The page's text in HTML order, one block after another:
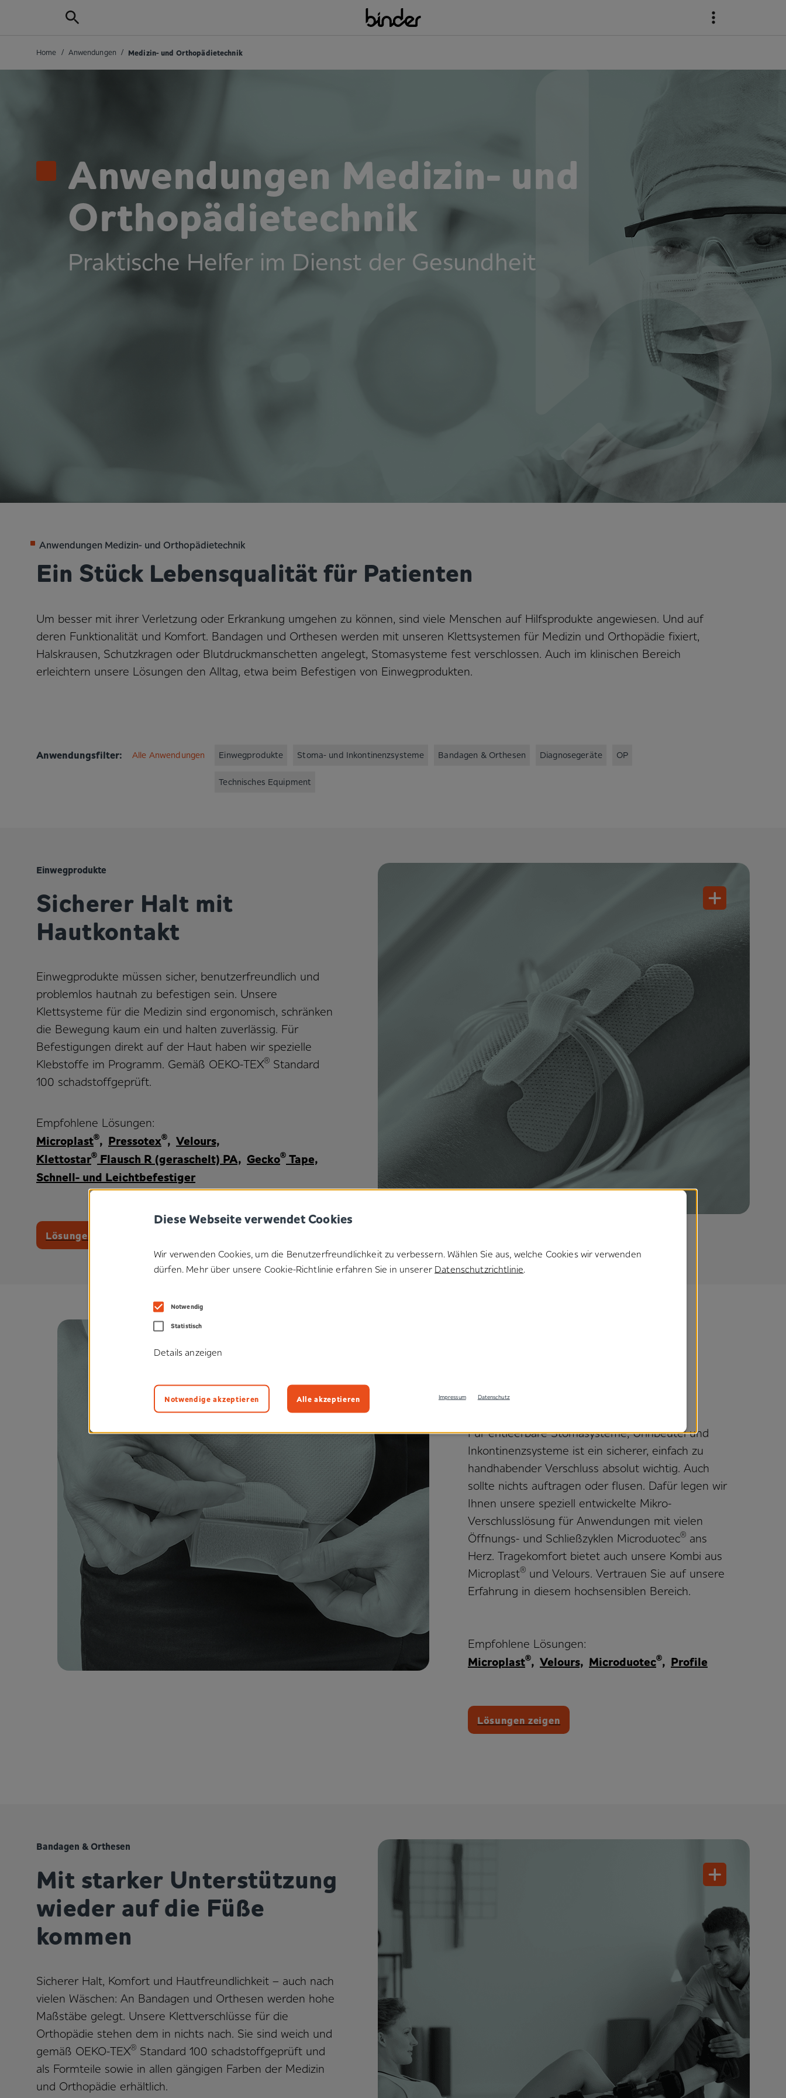
Home / Anwendungen / Medizin- und Ortho­pädietechnik
Anwendungen Medizin- und
Orthopädietechnik
Praktische Helfer im Dienst der Gesundheit
Anwendungen Medizin- und Orthopädietechnik
Ein Stück Lebensqualität für Patienten
Um besser mit ihrer Verletzung oder Erkrankung umgehen zu können, sind viele Menschen auf Hilfsprodukte angewiesen. Und auf
deren Funktionalität und Komfort. Bandagen und Orthesen werden mit unseren Klettsystemen für Medizin und Orthopädie fixiert,
Halskrausen, Schutzkragen oder Blutdruckmanschetten angelegt, Stomasysteme fest verschlossen. Auch im klinischen Bereich
erleichtern unsere Lösungen den Alltag, etwa beim Befestigen von Einwegprodukten.
Anwendungsfilter: Alle Anwendungen Einwegprodukte Stoma- und Inkontinenzsysteme Bandagen & Orthesen Diagnosegeräte OP
Technisches Equipment
Einwegprodukte
Sicherer Halt mit
Hautkontakt
Einwegprodukte müssen sicher, benutzerfreundlich und
problemlos hautnah zu befestigen sein. Unsere
Klettsysteme für die Medizin sind ergonomisch, schränken
die Bewegung kaum ein und halten zuverlässig. Für
Befestigungen direkt auf der Haut haben wir spezi­elle
Klebstoffe im Programm. Gemäß OEKO-TEX® Standard
100 schadstoffgeprüft.
Empfohlene Lösungen:
Microplast®, Pressotex®, Velours,
Klettostar® Flausch R (geraschelt) PA, Gecko® Tape,
Schnell- und Leichtbefestiger
Lösungen zeigen
gutes Bauchgefühl
Für entleerbare Stomasysteme, Urinbeutel und
Inkontinenzsysteme ist ein sicherer, einfach zu
handhabender Verschluss absolut wichtig. Auch
sollte nichts auftragen oder flusen. Dafür legen wir
Ihnen unsere speziell entwickelte Mikro-
Verschlusslösung für Anwendungen mit vielen
Öffnungs- und Schließzyklen Microduotec® ans
Herz. Tragekomfort bietet auch unsere Kombi aus
Microplast® und Velours. Vertrauen Sie auf unsere
Er­fahr­ung in diesem hochsensiblen Bereich.
Empfohlene Lösungen:
Microplast®, Velours, Microduotec®, Profile
Lösungen zeigen
Bandagen & Orthesen
Mit starker Unterstützung
wieder auf die Füße
kommen
Sicherer Halt, Komfort und Hautfreundlichkeit – auch nach
vielen Wäschen: An Bandagen und Orthesen werden hohe
Maßstäbe gelegt. Unsere Klettverschlüsse für die
Orthopädie stehen dem in nichts nach. Sie sind weich und
gemäß OEKO-TEX® Standard 100 schadstoffgeprüft und
als Formteile sowie in allen gängigen Farben der Medizin
und Orthopädie erhältlich.
Diese Webseite verwendet Cookies
Wir verwenden Cookies, um die Benutzerfreundlichkeit zu verbessern. Wählen Sie aus, welche Cookies wir verwenden
dürfen. Mehr über unsere Cookie-Richtlinie erfahren Sie in unserer Datenschutzrichtlinie.
Notwendig
Statistisch
Details anzeigen
Notwendige akzeptieren Alle akzeptieren Impressum Datenschutz